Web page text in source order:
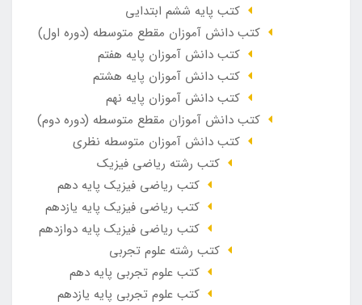
کتب پایه ششم ابتدایی
کتب دانش آموزان مقطع متوسطه (دوره اول)
کتب دانش آموزان پایه هفتم
کتب دانش آموزان پایه هشتم
کتب دانش آموزان پایه نهم
کتب دانش آموزان مقطع متوسطه (دوره دوم)
کتب دانش آموزان متوسطه نظری
کتب رشته ریاضی فیزیک
کتب ریاضی فیزیک پایه دهم
کتب ریاضی فیزیک پایه یازدهم
کتب ریاضی فیزیک پایه دوازدهم
کتب رشته علوم تجربی
کتب علوم تجربی پایه دهم
کتب علوم تجربی پایه یازدهم